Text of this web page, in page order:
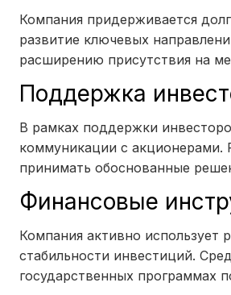
Компания придерживается
развитие ключевых
расширению присутствия на
Поддержка
В рамках поддержки
коммуникации с акционерами.
принимать обоснованные
Финансовые
Компания активно использует
стабильности инвестиций.
государственных программах